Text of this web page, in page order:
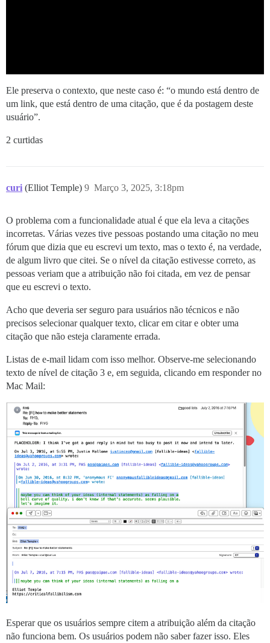
Ele preserva o contexto, que neste caso é: “o mundo está dentro de
um link, que está dentro de uma citação, que é da postagem deste
usuário”.
2 curtidas
curi (Elliot Temple) Março 3, 2025, 3:18pm
9
O problema com a funcionalidade atual é que ela leva a citações
incorretas. Várias vezes tive pessoas postando uma citação no meu
fórum que dizia que eu escrevi um texto, mas o texto é, na verdade,
de algum livro que citei. Se o nível da citação estivesse correto, as
pessoas veriam que a atribuição não foi citada, em vez de pensar
que eu escrevi o texto.
Acho que deveria ser seguro para usuários não técnicos e não
precisos selecionar qualquer texto, clicar em citar e obter uma
citação que não esteja claramente errada.
Listas de e-mail lidam com isso melhor. Observe-me selecionando
texto de nível de citação 3 e, em seguida, clicando em responder no
Mac Mail:
Esperar que os usuários sempre citem a atribuição além da citação
não funciona bem. Os usuários podem não saber fazer isso. Eles